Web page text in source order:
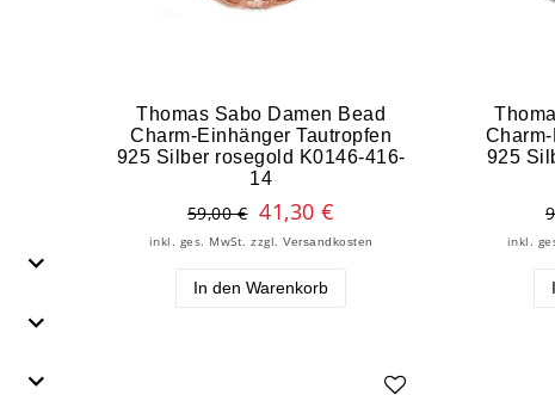
Thomas Sabo Damen Bead
Charm-Einhänger Tautropfen
925 Silber rosegold K0146-416-
14
59,00 € 41,30 €
inkl. ges. MwSt. zzgl.Versandkosten
In den Warenkorb
925
inkl.